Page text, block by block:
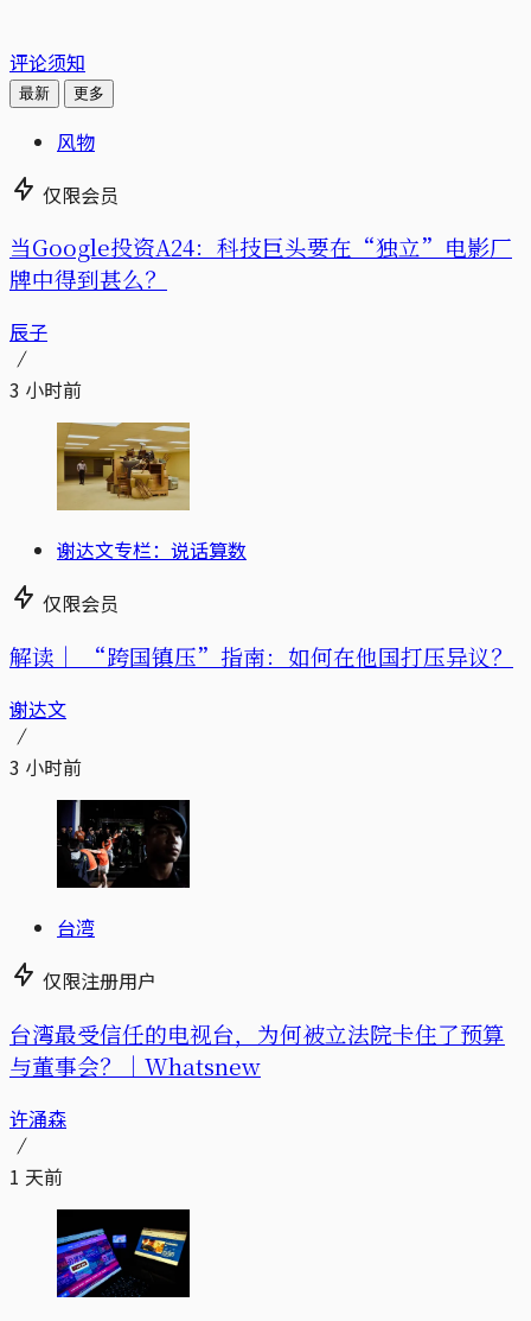
评论须知
最新 更多
风物
仅限会员
当Google投资A24：科技巨头要在“独立”电影厂
牌中得到甚么？
辰子
3 小时前
谢达文专栏：说话算数
仅限会员
解读｜ “跨国镇压”指南：如何在他国打压异议？
谢达文
3 小时前
台湾
仅限注册用户
台湾最受信任的电视台，为何被立法院卡住了预算
与董事会？｜Whatsnew
许涌森
1 天前